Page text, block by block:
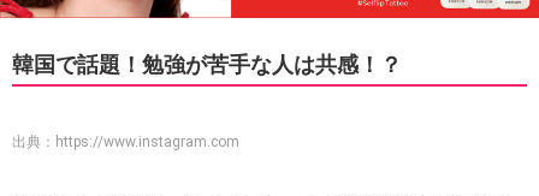
韓国で話題！勉強が苦手な人は共感！？
出典： https://www.instagram.com